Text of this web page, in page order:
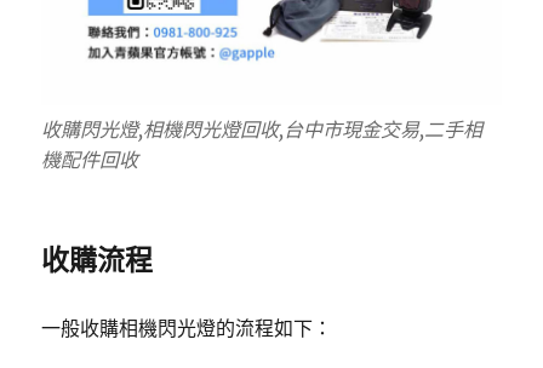
收購閃光燈,相機閃光燈回收,台中市現金交易,二手相
機配件回收
收購流程
一般收購相機閃光燈的流程如下：